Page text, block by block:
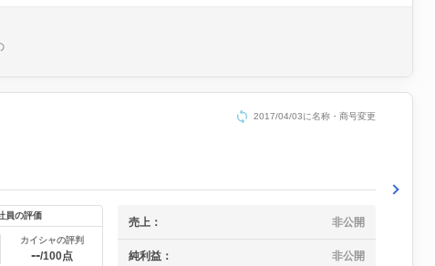
2017/04/03に名称・商号変更
員の評価
カイシャの評判
--/100点
売上： 非公開
純利益： 非公開